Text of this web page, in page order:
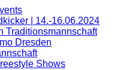
| 14.-16.06.2024
Traditionsmannschaft
Dresden
Shows